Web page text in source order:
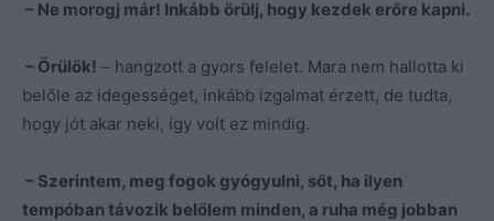
– Ne morogj már! Inkább örülj, hogy kezdek erőre kapni.
– Örülök! – hangzott a gyors felelet. Mara nem hallotta ki
belőle az idegességet, inkább izgalmat érzett, de tudta,
hogy jót akar neki, így volt ez mindig.
– Szerintem, meg fogok gyógyulni, sőt, ha ilyen
tempóban távozik belőlem minden, a ruha még jobban